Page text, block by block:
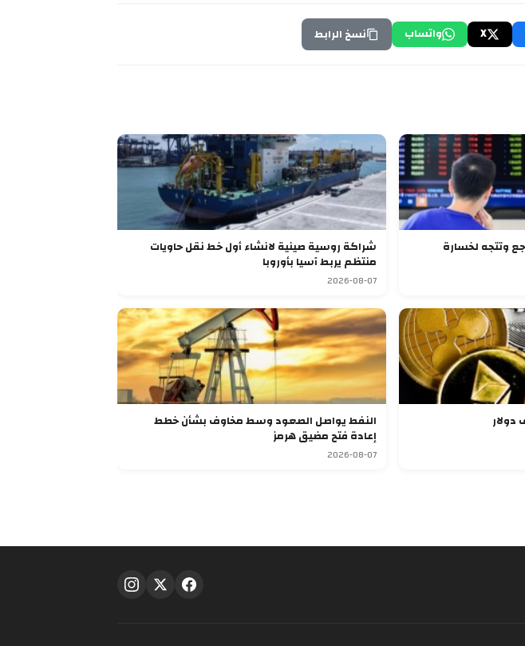
X واتساب نسخ الرابط
الأسهم الكورية تواصل التراجع وتتجه لخسارة شراكة روسية صينية لانشاء أول خط نقل حاويات
منتظم يربط آسيا بأوروبا
2026-08-07
النفط يواصل الصعود وسط مخاوف بشأن خطط
إعادة فتح مضيق هرمز
2026-08-07